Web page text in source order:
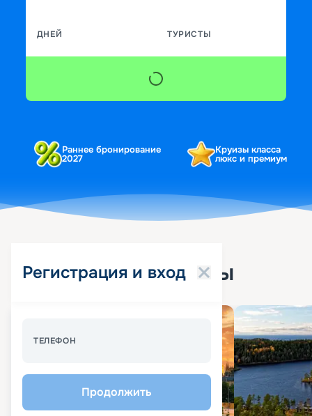
ДНЕЙ ТУРИСТЫ
Раннее бронирование
2027
Круизы класса
люкс и премиум
Регистрация и вход
ТЕЛЕФОН
Продолжить
Популярные круизы